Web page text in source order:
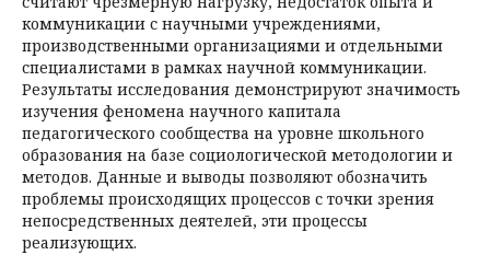
коммуникации с научными учреждениями,
производственными организациями и отдельными
специалистами в рамках научной коммуникации.
Результаты исследования демонстрируют значимость
изучения феномена научного капитала
педагогического сообщества на уровне школьного
образования на базе социологической методологии и
методов. Данные и выводы позволяют обозначить
проблемы происходящих процессов с точки зрения
непосредственных деятелей, эти процессы
реализующих.